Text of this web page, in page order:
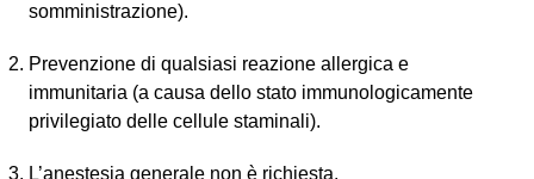
somministrazione).
Prevenzione di qualsiasi reazione allergica e
immunitaria (a causa dello stato immunologicamente
privilegiato delle cellule staminali).
L’anestesia generale non è richiesta.